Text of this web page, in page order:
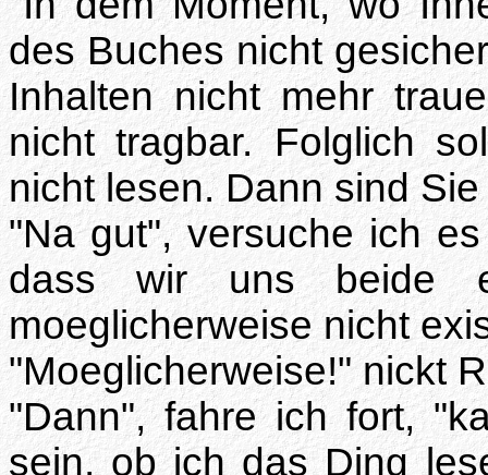
des Buches nicht
Inhalten nicht mehr
nicht tragbar. Folglich
nicht lesen. Dann sind
"Na gut", versuche ich
dass wir uns beide
moeglicherweise nicht
"Moeglicherweise!" nickt
"Dann", fahre ich fort,
sein, ob ich das Ding